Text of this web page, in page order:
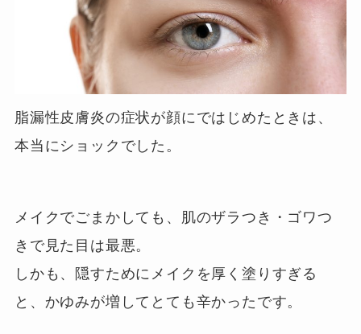
脂漏性皮膚炎の症状が顔にではじめたときは、
本当にショックでした。
メイクでごまかしても、肌のザラつき・ゴワつ
きで見た目は最悪。
しかも、隠すためにメイクを厚く塗りすぎる
と、かゆみが増してとても辛かったです。